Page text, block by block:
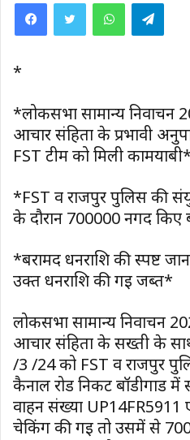
*
*लोकसभा सामान्य निर्वाचन
आचार संहिता के प्रभावी
FST टीम को मिली कामयाबी*
*FST व राजपुर पुलिस की
के दौरान ₹700000 नगद किए
*बरामद धनराशि की स्पष्ट
उक्त धनराशि की गई जब्त*
लोकसभा सामान्य निर्वाचन
आचार संहिता के सख्ती के
/3 /24 को FST व राजपुर
कैनाल रोड निकट बॉडीगार्ड
वाहन संख्या UP14FR5911
चेकिंग की गई तो उसमें से